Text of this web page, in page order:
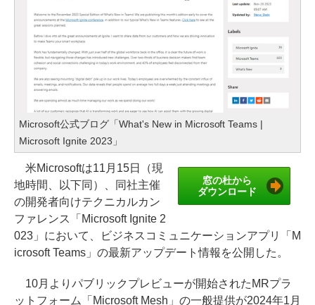
Microsoft公式ブログ「What's New in Microsoft Teams |
Microsoft Ignite 2023」
窓の杜から
ダウンロード
米Microsoftは11月15日（現
地時間、以下同）、同社主催
の開発者向けテクニカルカン
ファレンス「Microsoft Ignite 2
023」において、ビジネスコミュニケーションアプリ「M
icrosoft Teams」の最新アップデート情報を公開した。
10月よりパブリックプレビューが開始されたMRプラ
ットフォーム「Microsoft Mesh」の一般提供が2024年1月